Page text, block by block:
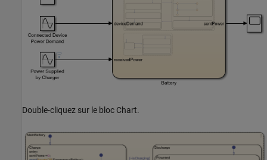
Double-cliquez sur le bloc Chart.